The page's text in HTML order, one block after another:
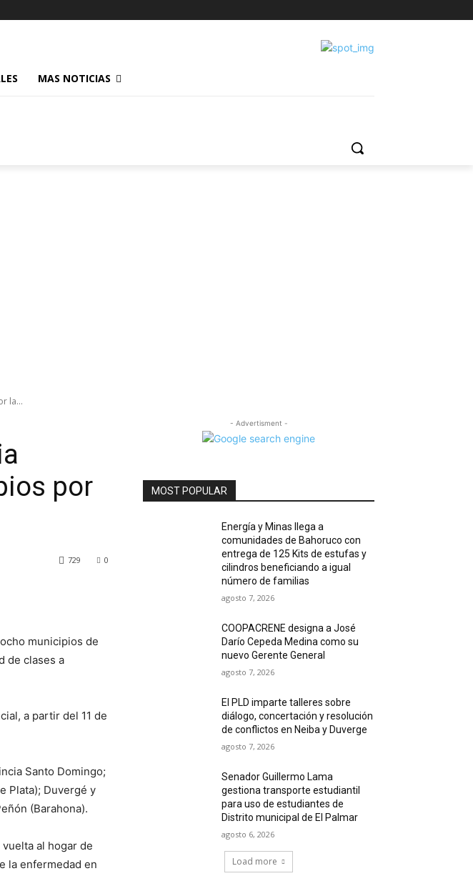
MAS NOTICIAS
la...
por
0
729
municipios de
de clases a
a partir del 11 de
Santo Domingo;
Plata); Duvergé y
(Barahona).
al hogar de
la enfermedad en
- Advertisment -
MOST POPULAR
Energía y Minas llega a
comunidades de Bahoruco con
entrega de 125 Kits de estufas y
cilindros beneficiando a igual
número de familias
agosto 7, 2026
COOPACRENE designa a José
Darío Cepeda Medina como su
nuevo Gerente General
agosto 7, 2026
El PLD imparte talleres sobre
diálogo, concertación y resolución
de conflictos en Neiba y Duverge
agosto 7, 2026
Senador Guillermo Lama
gestiona transporte estudiantil
para uso de estudiantes de
Distrito municipal de El Palmar
agosto 6, 2026
Load more